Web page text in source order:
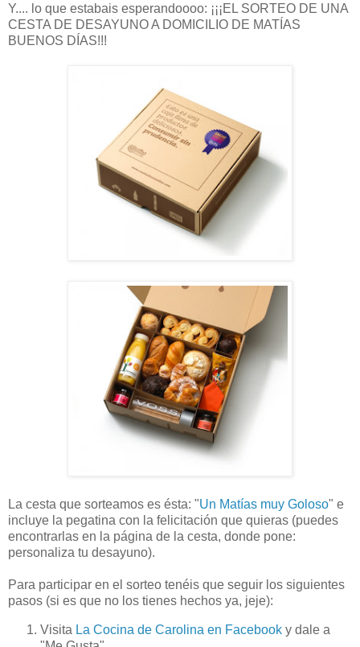
Y.... lo que estabais esperandoooo: ¡¡¡EL SORTEO DE UNA
CESTA DE DESAYUNO A DOMICILIO DE MATÍAS
BUENOS DÍAS!!!
La cesta que sorteamos es ésta: "Un Matías muy Goloso" e
incluye la pegatina con la felicitación que quieras (puedes
encontrarlas en la página de la cesta, donde pone:
personaliza tu desayuno).
Para participar en el sorteo tenéis que seguir los siguientes
pasos (si es que no los tienes hechos ya, jeje):
Visita La Cocina de Carolina en Facebook y dale a